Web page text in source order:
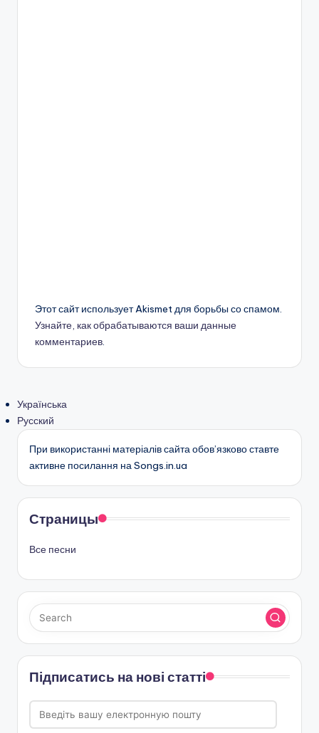
Этот сайт использует Akismet для борьбы со спамом.
Узнайте, как обрабатываются ваши данные
комментариев.
Українська
Русский
При використанні матеріалів сайта обов’язково ставте
активне посилання на Songs.in.ua
Страницы
Все песни
Підписатись на нові статті
Введіть
вашу